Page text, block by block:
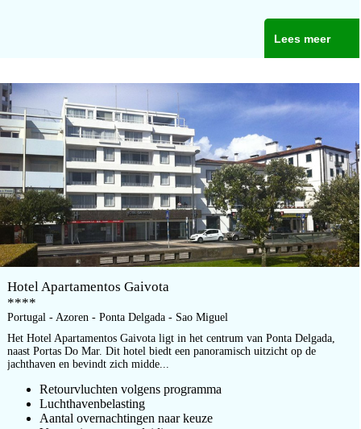
Lees meer
Hotel Apartamentos Gaivota
****
Portugal - Azoren - Ponta Delgada - Sao Miguel
Het Hotel Apartamentos Gaivota ligt in het centrum van Ponta Delgada,
naast Portas Do Mar. Dit hotel biedt een panoramisch uitzicht op de
jachthaven en bevindt zich midde...
Retourvluchten volgens programma
Luchthavenbelasting
Aantal overnachtingen naar keuze